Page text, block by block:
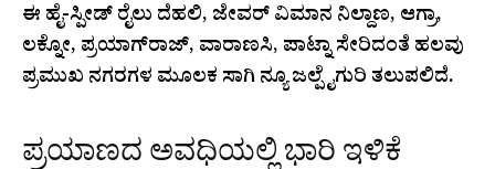
ಈ ಹೈ-ಸ್ಪೀಡ್ ರೈಲು ದೆಹಲಿ, ಜೇವರ್ ವಿಮಾನ ನಿಲ್ದಾಣ, ಆಗ್ರಾ,
ಲಕ್ನೋ, ಪ್ರಯಾಗ್‌ರಾಜ್, ವಾರಾಣಸಿ, ಪಾಟ್ನಾ ಸೇರಿದಂತೆ ಹಲವು
ಪ್ರಮುಖ ನಗರಗಳ ಮೂಲಕ ಸಾಗಿ ನ್ಯೂ ಜಲ್ಪೈಗುರಿ ತಲುಪಲಿದೆ.
ಪ್ರಯಾಣದ ಅವಧಿಯಲ್ಲಿ ಭಾರಿ ಇಳಿಕೆ